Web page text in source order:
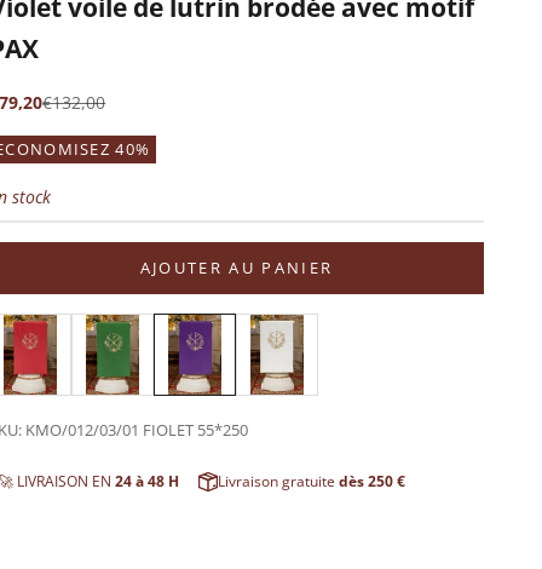
de vente
Prix normal
€132,00
40%
stock
AJOUTER AU PANIER
KMO/012/03/01 FIOLET 55*250
🚀 LIVRAISON EN24 à 48 H Livraison gratuitedès 250 €